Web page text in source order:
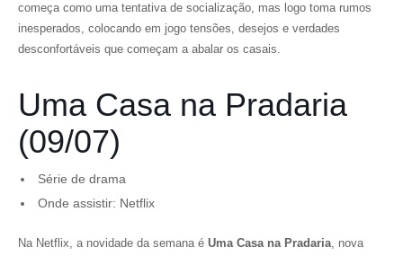
começa como uma tentativa de socialização, mas logo toma rumos
inesperados, colocando em jogo tensões, desejos e verdades
desconfortáveis que começam a abalar os casais.
Uma Casa na Pradaria
(09/07)
Série de drama
Onde assistir: Netflix
Na Netflix, a novidade da semana é Uma Casa na Pradaria, nova